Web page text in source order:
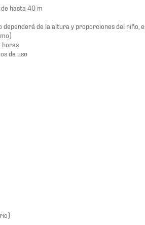
hasta 40 m
dependerá de la altura y proporciones del niño,
horas
de uso